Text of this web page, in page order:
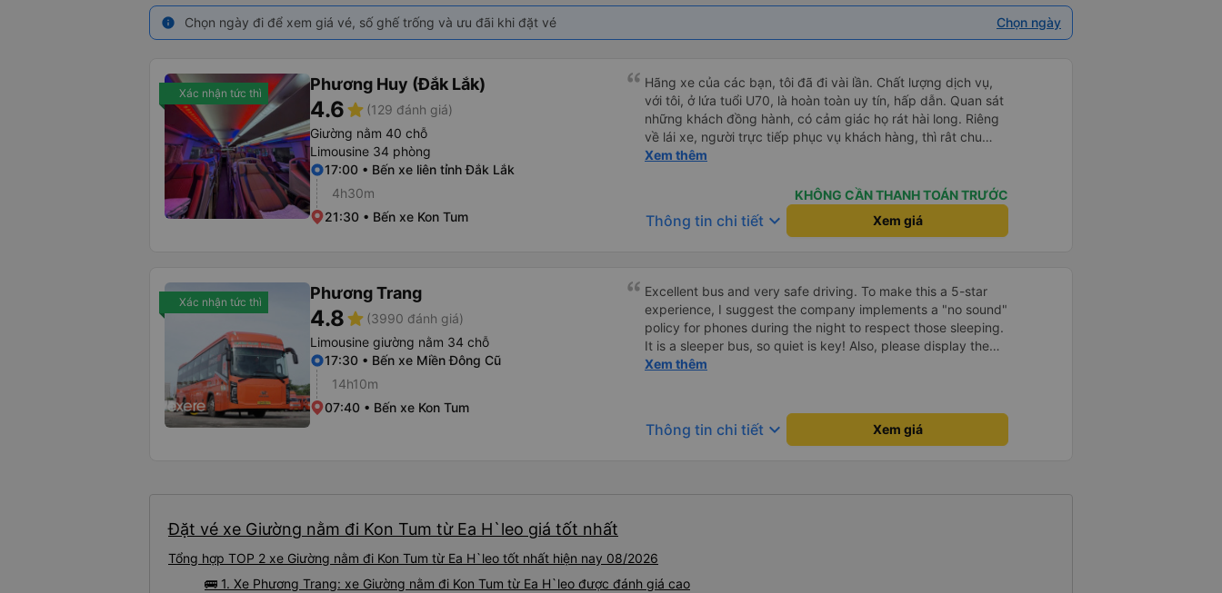
info Chọn ngày đi để xem giá vé, số ghế trống và ưu đãi khi đặt vé Chọn ngày
Xác nhận tức thì Phương Huy (Đắk Lắk)
4.6star (129 đánh giá)
Giường nằm 40 chỗ
Limousine 34 phòng
17:00 • Bến xe liên tỉnh Đắk Lắk
4h30m
21:30 • Bến xe Kon Tum
Hãng xe của các bạn, tôi đã đi vài lần. Chất lượng dịch vụ,
với tôi, ở lứa tuổi U70, là hoàn toàn uy tín, hấp dẫn. Quan sát
những khách đồng hành, có cảm giác họ rát hài long. Riêng
về lái xe, người trực tiếp phục vụ khách hàng, thì rât chu
đáo. Đánh giá tổng thể: Hãng xe các bạn phục vụ khách
vụ pháp luật tại Phường Kon Tum, đt 0981197552).
Xem thêm
KHÔNG CẦN THANH TOÁN TRƯỚC
Thông tin chi tiết keyboard_arrow_down Xem giá
Xác nhận tức thì Phương Trang
4.8star (3990 đánh giá)
Limousine giường nằm 34 chỗ
17:30 • Bến xe Miền Đông Cũ
14h10m
07:40 • Bến xe Kon Tum
Excellent bus and very safe driving. To make this a 5-star
experience, I suggest the company implements a "no sound"
policy for phones during the night to respect those sleeping.
It is a sleeper bus, so quiet is key! Also, please display the
Wi-Fi password clearly inside the cabin for convenience. I
hơn, tôi góp ý nhà xe nên có quy định rõ ràng về việc giữ im
lặng (tắt âm thanh điện thoại) vào ban đêm để tránh làm
Tôi vẫn sẽ tiếp tục ủng hộ nhà xe trong tương lai!
Xem thêm
Thông tin chi tiết keyboard_arrow_down Xem giá
Đặt vé xe Giường nằm đi Kon Tum từ Ea H`leo giá tốt nhất
Tổng hợp TOP 2 xe Giường nằm đi Kon Tum từ Ea H`leo tốt nhất hiện nay 08/2026
🚌 1. Xe Phương Trang: xe Giường nằm đi Kon Tum từ Ea H`leo được đánh giá cao